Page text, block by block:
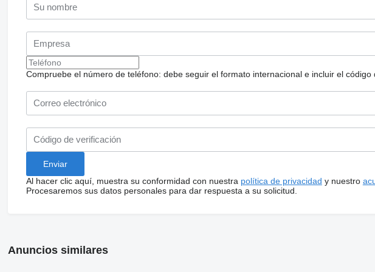
Compruebe el número de teléfono: debe seguir el formato internacional e incluir el código
Al hacer clic aquí, muestra su conformidad con nuestra política de privacidad y nuestro
Procesaremos sus datos personales para dar respuesta a su solicitud.
Anuncios similares